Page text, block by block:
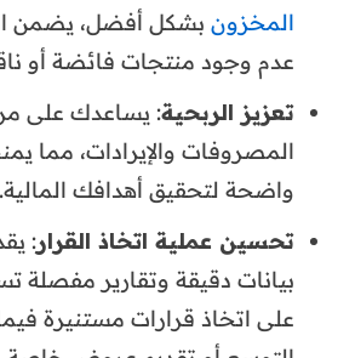
المخزون بشكل أفضل، يضمن
عدم وجود منتجات فائضة أو
تعزيز الربحية: يساعدك على
المصروفات والإيرادات، مما
واضحة لتحقيق أهدافك المالية.
تحسين عملية اتخاذ القرار:
بيانات دقيقة وتقارير مفصلة
على اتخاذ قرارات مستنيرة